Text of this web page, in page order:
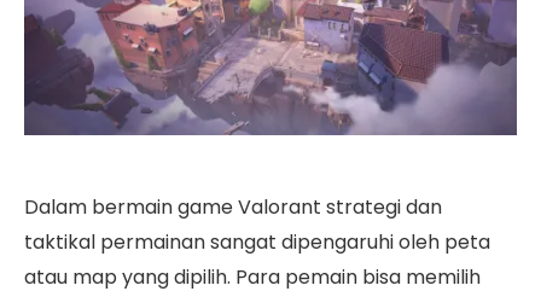
Dalam bermain game Valorant strategi dan
taktikal permainan sangat dipengaruhi oleh peta
atau map yang dipilih. Para pemain bisa memilih